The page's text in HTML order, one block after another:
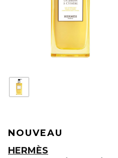
NOUVEAU
HERMÈS